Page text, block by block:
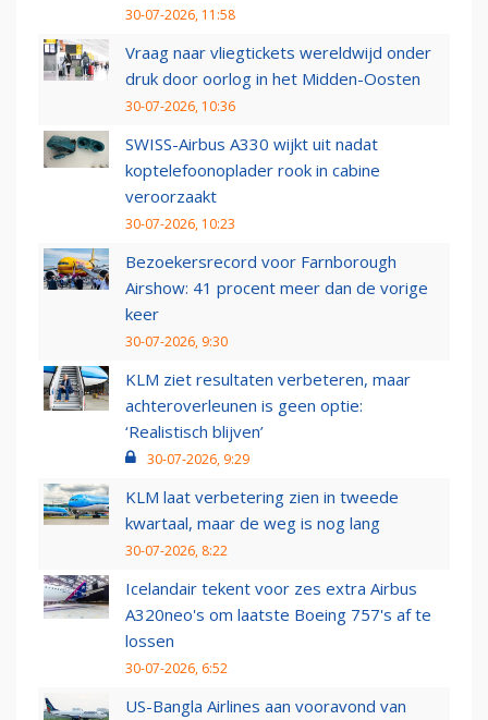
30-07-2026, 11:58
Vraag naar vliegtickets wereldwijd onder
druk door oorlog in het Midden-Oosten
30-07-2026, 10:36
SWISS-Airbus A330 wijkt uit nadat
koptelefoonoplader rook in cabine
veroorzaakt
30-07-2026, 10:23
Bezoekersrecord voor Farnborough
Airshow: 41 procent meer dan de vorige
keer
30-07-2026, 9:30
KLM ziet resultaten verbeteren, maar
achteroverleunen is geen optie:
‘Realistisch blijven’
30-07-2026, 9:29
KLM laat verbetering zien in tweede
kwartaal, maar de weg is nog lang
30-07-2026, 8:22
Icelandair tekent voor zes extra Airbus
A320neo's om laatste Boeing 757's af te
lossen
30-07-2026, 6:52
US-Bangla Airlines aan vooravond van